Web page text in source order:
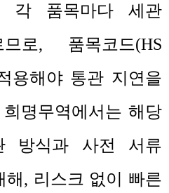
각 품목마다 세관
로, 품목코드(HS
용해야 통관 지연을
희명무역에서는 해당
방식과 사전 서류
해 , 리스크 없이 빠른